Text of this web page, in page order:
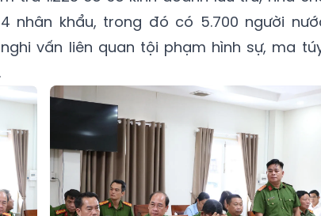
nhân khẩu, trong đó có 5.700 người
vấn liên quan tội phạm hình sự, ma